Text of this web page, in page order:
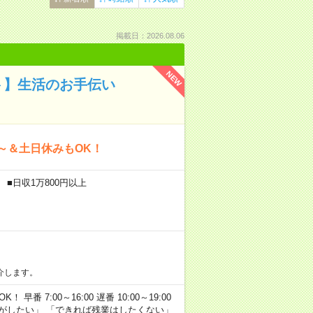
掲載日：2026.08.06
NEW
生活のお手伝い
土日休みもOK！
日収1万800円以上
ます。
！ 早番 7:00～16:00 遅番 10:00～19:00
たい」 「できれば残業はしたくない」